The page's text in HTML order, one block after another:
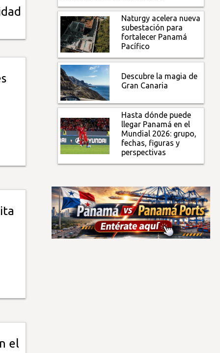
el
Naturgy acelera nueva
subestación para
fortalecer Panamá
Pacífico
Descubre la magia de
Gran Canaria
Hasta dónde puede
llegar Panamá en el
Mundial 2026: grupo,
fechas, figuras y
perspectivas